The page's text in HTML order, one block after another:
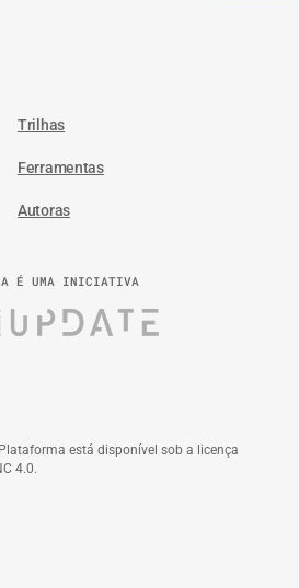
Trilhas
Ferramentas
Autoras
É UMA INICIATIVA
está disponível sob a licença
4.0.